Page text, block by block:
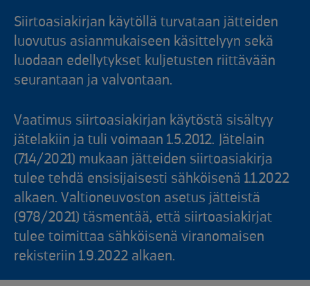
Siirtoasiakirjan käytöllä turvataan jätteiden
luovutus asianmukaiseen käsittelyyn sekä
luodaan edellytykset kuljetusten riittävään
seurantaan ja valvontaan.
Vaatimus siirtoasiakirjan käytöstä sisältyy
jätelakiin ja tuli voimaan 1.5.2012. Jätelain
(714/2021) mukaan jätteiden siirtoasiakirja
tulee tehdä ensisijaisesti sähköisenä 1.1.2022
alkaen. Valtioneuvoston asetus jätteistä
(978/2021) täsmentää, että siirtoasiakirjat
tulee toimittaa sähköisenä viranomaisen
rekisteriin 1.9.2022 alkaen.